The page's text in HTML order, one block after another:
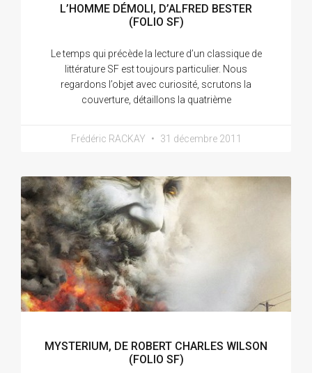
L’HOMME DÉMOLI, D’ALFRED BESTER
(FOLIO SF)
Le temps qui précède la lecture d’un classique de
littérature SF est toujours particulier. Nous
regardons l’objet avec curiosité, scrutons la
couverture, détaillons la quatrième
Frédéric RACKAY 31 décembre 2011
MYSTERIUM, DE ROBERT CHARLES WILSON
(FOLIO SF)